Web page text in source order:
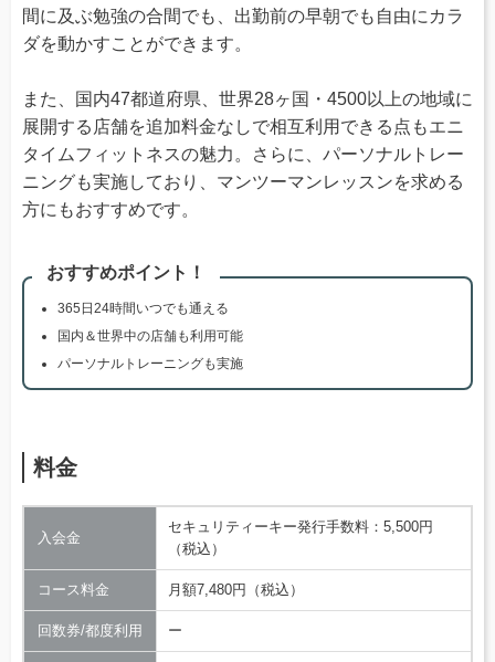
間に及ぶ勉強の合間でも、出勤前の早朝でも自由にカラ
ダを動かすことができます。
また、国内47都道府県、世界28ヶ国・4500以上の地域に
展開する店舗を追加料金なしで相互利用できる点もエニ
タイムフィットネスの魅力。さらに、パーソナルトレー
ニングも実施しており、マンツーマンレッスンを求める
方にもおすすめです。
おすすめポイント！
365日24時間いつでも通える
国内＆世界中の店舗も利用可能
パーソナルトレーニングも実施
料金
入会金
セキュリティーキー発行手数料：5,500円
（税込）
コース料金 月額7,480円（税込）
回数券/都度利用 ー